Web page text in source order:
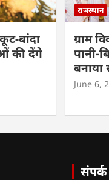
बांदा
की देंगे
राजस्थान
ग्राम
पानी-
बनाया
June 6,
संपर्क